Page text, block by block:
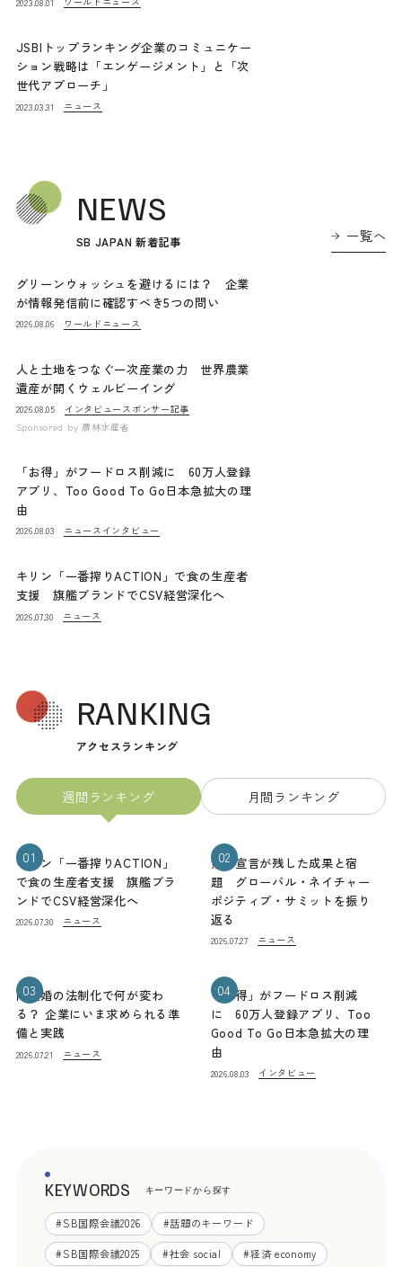
JSBIトップランキング企業のコミュニケー
ション戦略は「エンゲージメント」と「次
世代アプローチ」
2023.03.31 ニュース
NEWS
SB JAPAN 新着記事 一覧へ
グリーンウォッシュを避けるには？ 企業
が情報発信前に確認すべき5つの問い
2026.08.06 ワールドニュース
人と土地をつなぐ一次産業の力 世界農業
遺産が開くウェルビーイング
2026.08.05 インタビュー スポンサー記事
Sponsored by 農林水産省
「お得」がフードロス削減に 60万人登録
アプリ、Too Good To Go日本急拡大の理
由
2026.08.03 ニュース インタビュー
キリン「一番搾りACTION」で食の生産者
支援 旗艦ブランドでCSV経営深化へ
2026.07.30 ニュース
RANKING
アクセスランキング
週間ランキング 月間ランキング
01
キリン「一番搾りACTION」
で食の生産者支援 旗艦ブラ
ンドでCSV経営深化へ
2026.07.30 ニュース
02
熊本宣言が残した成果と宿
題 グローバル・ネイチャー
ポジティブ・サミットを振り
返る
2026.07.27 ニュース
03
同性婚の法制化で何が変わ
る？ 企業にいま求められる準
備と実践
2026.07.21 ニュース
04
「お得」がフードロス削減
に 60万人登録アプリ、Too
Good To Go日本急拡大の理
由
2026.08.03 インタビュー
KEYWORDS キーワードから探す
#SB国際会議2026 #話題のキーワード
#SB国際会議2025 #社会 social #経済 economy